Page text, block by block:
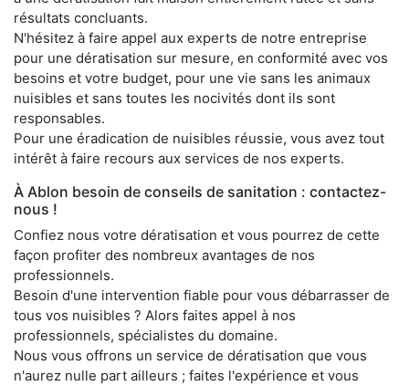
résultats concluants.
N'hésitez à faire appel aux experts de notre entreprise
pour une dératisation sur mesure, en conformité avec vos
besoins et votre budget, pour une vie sans les animaux
nuisibles et sans toutes les nocivités dont ils sont
responsables.
Pour une éradication de nuisibles réussie, vous avez tout
intérêt à faire recours aux services de nos experts.
À Ablon besoin de conseils de sanitation : contactez-
nous !
Confiez nous votre dératisation et vous pourrez de cette
façon profiter des nombreux avantages de nos
professionnels.
Besoin d'une intervention fiable pour vous débarrasser de
tous vos nuisibles ? Alors faites appel à nos
professionnels, spécialistes du domaine.
Nous vous offrons un service de dératisation que vous
n'aurez nulle part ailleurs ; faites l'expérience et vous